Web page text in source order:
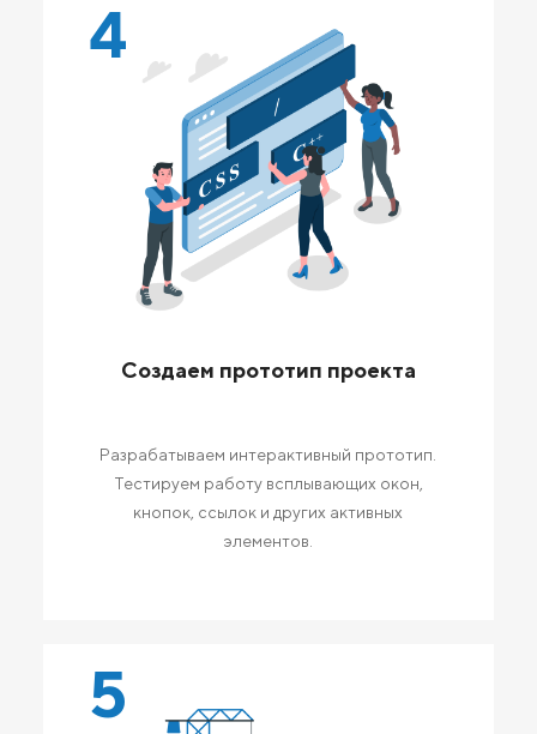
4
Создаем прототип проекта
Разрабатываем интерактивный прототип.
Тестируем работу всплывающих окон,
кнопок, ссылок и других активных
элементов.
5